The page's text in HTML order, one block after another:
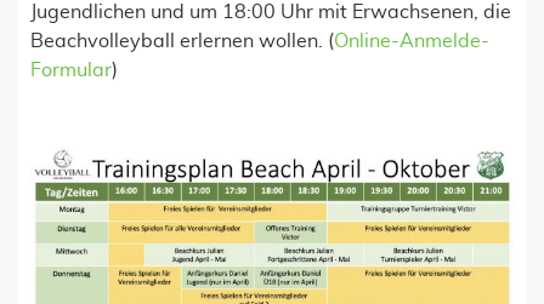
Jugendlichen und um 18:00 Uhr mit Erwachsenen, die
Beachvolleyball erlernen wollen. (Online-Anmelde-
Formular)